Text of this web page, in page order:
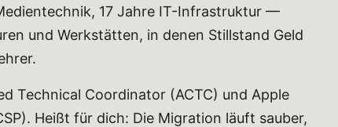
17 Jahre IT-Infrastruktur —
und Werkstätten, in denen Stillstand Geld
Technical Coordinator (ACTC) und Apple
Heißt für dich: Die Migration läuft sauber,